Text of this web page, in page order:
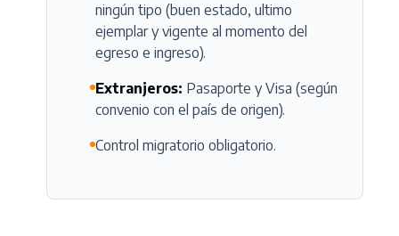
ningún tipo (buen estado, ultimo
ejemplar y vigente al momento del
egreso e ingreso).
Extranjeros: Pasaporte y Visa (según
convenio con el país de origen).
Control migratorio obligatorio.